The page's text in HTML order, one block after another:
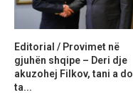
Editorial / Provimet në
gjuhën shqipe – Deri dje
akuzohej Filkov, tani a do
ta...